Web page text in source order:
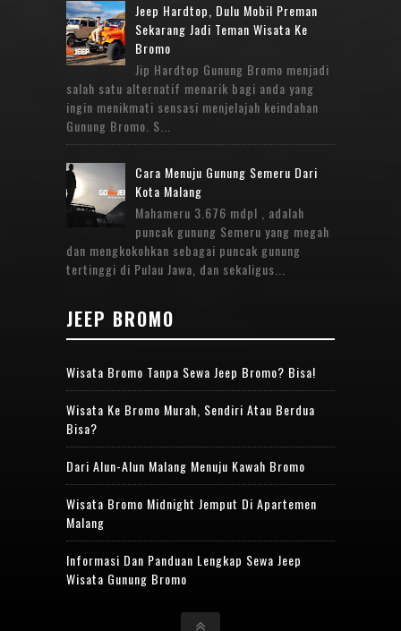
Jeep Hardtop, Dulu Mobil Preman
Sekarang Jadi Teman Wisata Ke
Bromo
Jip Hardtop Gunung Bromo menjadi
salah satu alternatif menarik bagi anda yang
ingin menikmati sensasi menjelajah keindahan
Gunung Bromo. S...
Cara Menuju Gunung Semeru Dari
Kota Malang
Mahameru 3.676 mdpl , adalah
puncak gunung Semeru yang megah
dan mengkokohkan sebagai puncak gunung
tertinggi di Pulau Jawa, dan sekaligus...
JEEP BROMO
Wisata Bromo Tanpa Sewa Jeep Bromo? Bisa!
Wisata Ke Bromo Murah, Sendiri Atau Berdua
Bisa?
Dari Alun-Alun Malang Menuju Kawah Bromo
Wisata Bromo Midnight Jemput Di Apartemen
Malang
Informasi Dan Panduan Lengkap Sewa Jeep
Wisata Gunung Bromo